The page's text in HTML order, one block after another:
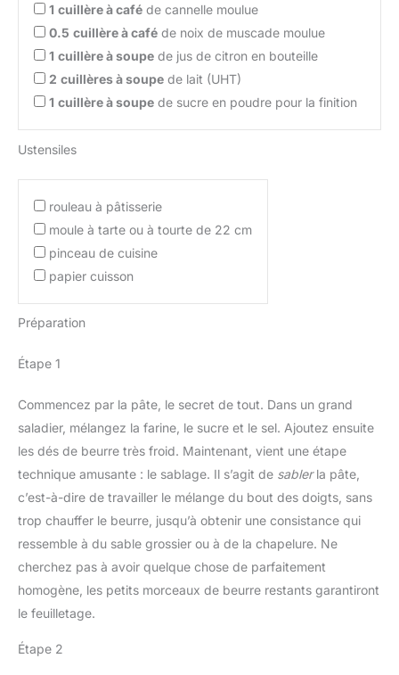
1 cuillère à café de cannelle moulue
0.5 cuillère à café de noix de muscade moulue
1 cuillère à soupe de jus de citron en bouteille
2 cuillères à soupe de lait (UHT)
1 cuillère à soupe de sucre en poudre pour la finition
Ustensiles
rouleau à pâtisserie
moule à tarte ou à tourte de 22 cm
pinceau de cuisine
papier cuisson
Préparation
Étape 1
Commencez par la pâte, le secret de tout. Dans un grand
saladier, mélangez la farine, le sucre et le sel. Ajoutez ensuite
les dés de beurre très froid. Maintenant, vient une étape
technique amusante : le sablage. Il s’agit de sablerla pâte,
c’est-à-dire de travailler le mélange du bout des doigts, sans
trop chauffer le beurre, jusqu’à obtenir une consistance qui
ressemble à du sable grossier ou à de la chapelure. Ne
cherchez pas à avoir quelque chose de parfaitement
homogène, les petits morceaux de beurre restants garantiront
le feuilletage.
Étape 2